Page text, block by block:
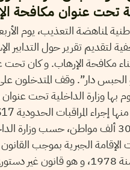
تحت عنوان مكافحة
لتقديم تقرير حول التدابير
مكافحة الإرهاب. و كان تحت
الحبس دار”. وقف المتدخلون
بها وزارة الداخلية تحت
هذا الإجراء قرابة 30 ألف مواطن، حسب وزارة
الجبرية بموجب القانون